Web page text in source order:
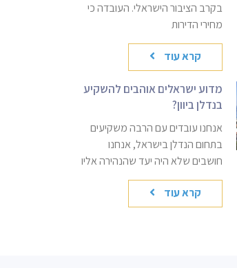
בקרב הציבור הישראלי. העובדה כי
מחירי הדירות
קרא עוד
מדוע ישראלים אוהבים להשקיע
בנדלן ביוון?
אנחנו עובדים עם הרבה משקיעים
בתחום הנדלן בישראל, אנחנו
חושבים שלא היה יעד שהנהירה אליו
קרא עוד